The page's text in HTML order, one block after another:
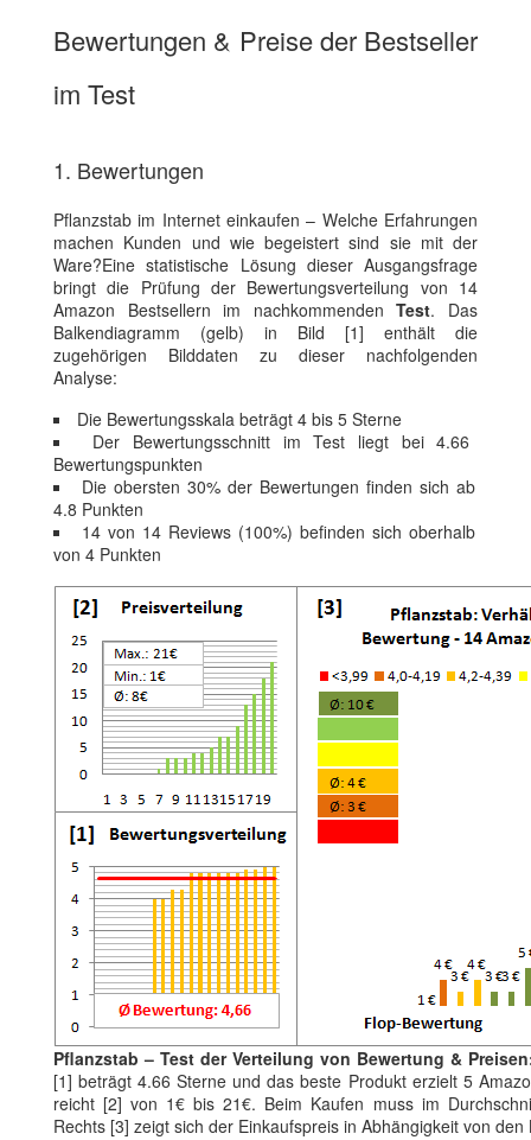
Bewertungen & Preise der Bestseller
im Test
1. Bewertungen
Pflanzstab im Internet einkaufen – Welche Erfahrungen
machen Kunden und wie begeistert sind sie mit der
Ware?Eine statistische Lösung dieser Ausgangsfrage
bringt die Prüfung der Bewertungsverteilung von 14
Amazon Bestsellern im nachkommendenTest. Das
Balkendiagramm (gelb) in Bild [1] enthält die
zugehörigen Bilddaten zu dieser nachfolgenden
Analyse:
Die Bewertungsskala beträgt 4 bis 5 Sterne
Der Bewertungsschnitt im Test liegt bei 4.66
Bewertungspunkten
Die obersten 30% der Bewertungen finden sich ab
4.8 Punkten
14 von 14 Reviews (100%) befinden sich oberhalb
von 4 Punkten
Pflanzstab – Test der Verteilung von Bewertung &
[1] beträgt 4.66 Sterne und das beste Produkt erzielt 5
reicht [2] von 1€ bis 21€. Beim Kaufen muss im
Rechts [3] zeigt sich der Einkaufspreis in Abhängigkeit von